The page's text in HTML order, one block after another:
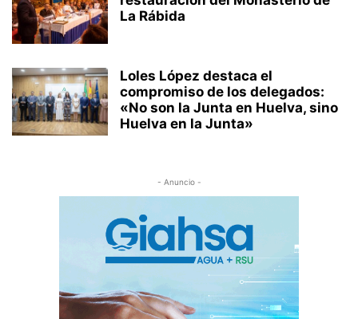
La Rábida
Loles López destaca el
compromiso de los delegados:
«No son la Junta en Huelva, sino
Huelva en la Junta»
- Anuncio -